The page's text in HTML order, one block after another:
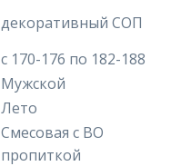
декоративный СОП
с 170-176 по 182-188
Мужской
Лето
Смесовая с ВО
пропиткой